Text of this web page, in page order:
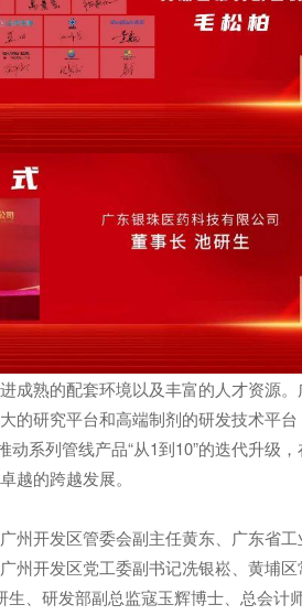
成熟的配套环境以及丰富的人才资源
的研究平台和高端制剂的研发技术平
系列管线产品“从1到10”的迭代升级
越的跨越发展。
州开发区管委会副主任黄东、广东省
州开发区党工委副书记冼银崧、黄埔
、研发部副总监寇玉辉博士、总会计